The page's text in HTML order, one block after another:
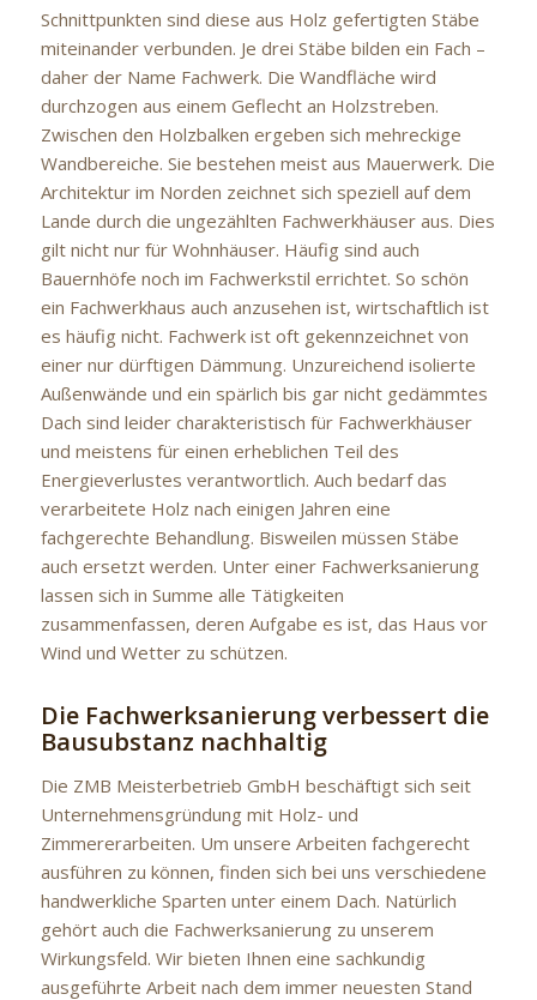
Schnittpunkten sind diese aus Holz gefertigten Stäbe
miteinander verbunden. Je drei Stäbe bilden ein Fach –
daher der Name Fachwerk. Die Wandfläche wird
durchzogen aus einem Geflecht an Holzstreben.
Zwischen den Holzbalken ergeben sich mehreckige
Wandbereiche. Sie bestehen meist aus Mauerwerk. Die
Architektur im Norden zeichnet sich speziell auf dem
Lande durch die ungezählten Fachwerkhäuser aus. Dies
gilt nicht nur für Wohnhäuser. Häufig sind auch
Bauernhöfe noch im Fachwerkstil errichtet. So schön
ein Fachwerkhaus auch anzusehen ist, wirtschaftlich ist
es häufig nicht. Fachwerk ist oft gekennzeichnet von
einer nur dürftigen Dämmung. Unzureichend isolierte
Außenwände und ein spärlich bis gar nicht gedämmtes
Dach sind leider charakteristisch für Fachwerkhäuser
und meistens für einen erheblichen Teil des
Energieverlustes verantwortlich. Auch bedarf das
verarbeitete Holz nach einigen Jahren eine
fachgerechte Behandlung. Bisweilen müssen Stäbe
auch ersetzt werden. Unter einer Fachwerksanierung
lassen sich in Summe alle Tätigkeiten
zusammenfassen, deren Aufgabe es ist, das Haus vor
Wind und Wetter zu schützen.
Die Fachwerksanierung verbessert die
Bausubstanz nachhaltig
Die ZMB Meisterbetrieb GmbH beschäftigt sich seit
Unternehmensgründung mit Holz- und
Zimmererarbeiten. Um unsere Arbeiten fachgerecht
ausführen zu können, finden sich bei uns verschiedene
handwerkliche Sparten unter einem Dach. Natürlich
gehört auch die Fachwerksanierung zu unserem
Wirkungsfeld. Wir bieten Ihnen eine sachkundig
ausgeführte Arbeit nach dem immer neuesten Stand